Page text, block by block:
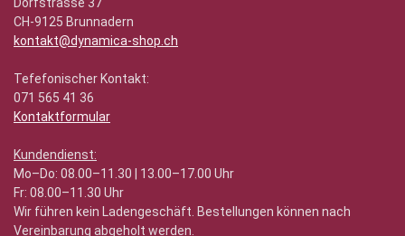
Dorfstrasse 37
CH-9125 Brunnadern
kontakt@dynamica-shop.ch
Tefefonischer Kontakt:
071 565 41 36
Kontaktformular
Kundendienst:
Mo–Do: 08.00–11.30 | 13.00–17.00 Uhr
Fr: 08.00–11.30 Uhr
Wir führen kein Ladengeschäft. Bestellungen können nach
Vereinbarung abgeholt werden.